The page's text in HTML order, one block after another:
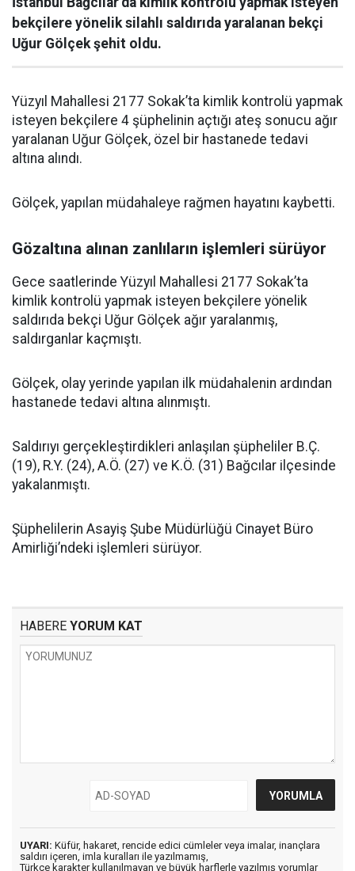
bekçilere yönelik silahlı saldırıda yaralanan bekçi
Uğur Gölçek şehit oldu.
Yüzyıl Mahallesi 2177 Sokak’ta kimlik kontrolü yapmak
isteyen bekçilere 4 şüphelinin açtığı ateş sonucu ağır
yaralanan Uğur Gölçek, özel bir hastanede tedavi
altına alındı.
Gölçek, yapılan müdahaleye rağmen hayatını kaybetti.
Gözaltına alınan zanlıların işlemleri sürüyor
Gece saatlerinde Yüzyıl Mahallesi 2177 Sokak’ta
kimlik kontrolü yapmak isteyen bekçilere yönelik
saldırıda bekçi Uğur Gölçek ağır yaralanmış,
saldırganlar kaçmıştı.
Gölçek, olay yerinde yapılan ilk müdahalenin ardından
hastanede tedavi altına alınmıştı.
Saldırıyı gerçekleştirdikleri anlaşılan şüpheliler B.Ç.
(19), R.Y. (24), A.Ö. (27) ve K.Ö. (31) Bağcılar ilçesinde
yakalanmıştı.
Şüphelilerin Asayiş Şube Müdürlüğü Cinayet Büro
Amirliği’ndeki işlemleri sürüyor.
HABERE YORUM KAT
UYARI: Küfür, hakaret, rencide edici cümleler veya imalar, inançlara
saldırı içeren, imla kuralları ile yazılmamış,
Türkçe karakter kullanılmayan ve büyük harflerle yazılmış yorumlar